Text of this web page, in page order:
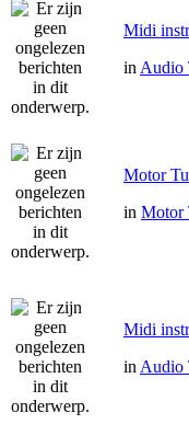
Midi
in Audio
Motor
in Motor
Midi
in Audio